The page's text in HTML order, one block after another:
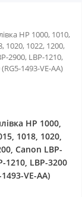
HP 1000,
1018, 1020,
Canon LBP-
1210, LBP-3200
1493-VE-AA)